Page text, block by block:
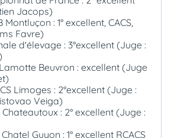
Jacops)
: 1° excellent, CACS,
Favre)
d'élevage : 3°excellent (Juge :
Beuvron : excellent (Juge
Limoges : 2°excellent (Juge :
Veiga)
: 2° excellent (Juge :
Guyon : 1° excellent RCACS